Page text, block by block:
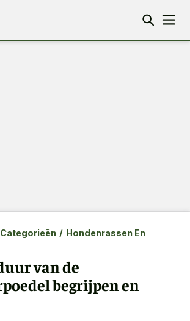
Categorieën / Hondenrassen En
van de
begrijpen en